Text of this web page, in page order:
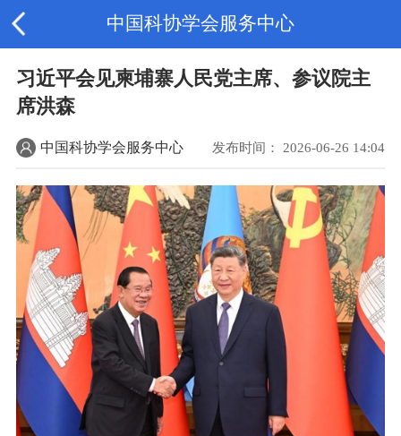
中国科协学会服务中心
习近平会见柬埔寨人民党主席、参议院主
席洪森
中国科协学会服务中心 发布时间： 2026-06-26 14:04